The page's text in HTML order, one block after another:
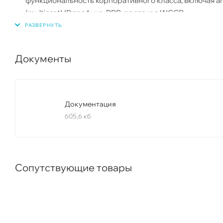
(multicast) IP трафика, PBR, протокол WCCP.
Документы
Документация
605,6 кб
Сопутствующие товары